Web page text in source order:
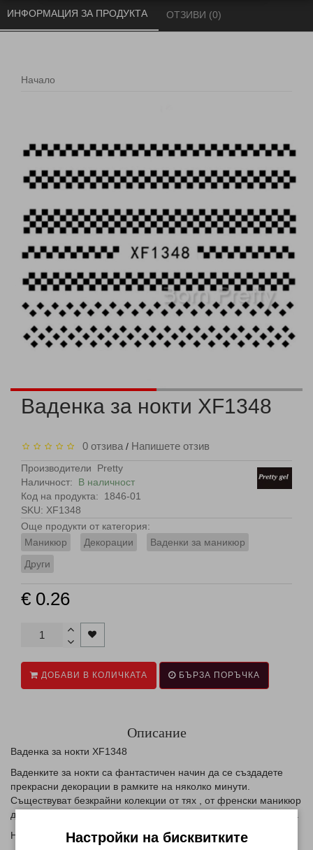
Начало
ИНФОРМАЦИЯ ЗА ПРОДУКТА ОТЗИВИ (0)
Ваденка за нокти XF1348
0 отзива / Напишете отзив
Производители
Pretty
Наличност: В наличност
Код на продукта:
1846-01
SKU: XF1348
Още продукти от категория:
Маникюр
Декорации
Ваденки за маникюр
Други
€ 0.26
ДОБАВИ В КОЛИЧКАТА БЪРЗА ПОРЪЧКА
Описание
Ваденка за нокти XF1348
Ваденките за нокти са фантастичен начин да се създадете
прекрасни декорации в рамките на няколко минути.
Съществуват безкрайни колекции от тях , от френски маникюр
до дизайн за цял нокът, цветя , сърца или различни елементи.
Начин на използване:Настройки на бисквитките